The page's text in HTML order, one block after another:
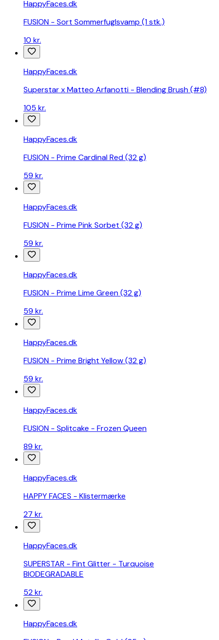
HappyFaces.dk
FUSION - Sort Sommerfuglsvamp (1 stk.)
10 kr.
HappyFaces.dk
Superstar x Matteo Arfanotti - Blending Brush (#8)
105 kr.
HappyFaces.dk
FUSION - Prime Cardinal Red (32 g)
59 kr.
HappyFaces.dk
FUSION - Prime Pink Sorbet (32 g)
59 kr.
HappyFaces.dk
FUSION - Prime Lime Green (32 g)
59 kr.
HappyFaces.dk
FUSION - Prime Bright Yellow (32 g)
59 kr.
HappyFaces.dk
FUSION - Splitcake - Frozen Queen
89 kr.
HappyFaces.dk
HAPPY FACES - Klistermærke
27 kr.
HappyFaces.dk
SUPERSTAR - Fint Glitter - Turquoise
BIODEGRADABLE
52 kr.
HappyFaces.dk